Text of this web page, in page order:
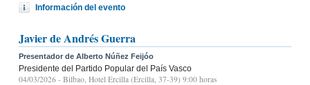
Información del evento
Javier de Andrés Guerra
Presentador de Alberto Núñez Feijóo
Presidente del Partido Popular del País Vasco
04/03/2026 - Bilbao, Hotel Ercilla (Ercilla, 37-39) 9:00 horas